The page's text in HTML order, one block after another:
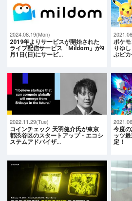
2024.08.19(Mon)
2019年よりサービスが開始された
ライブ配信サービス「Mildom」が9
月1日(日)にサービ…
ポケ
りゆ
ぶピ
2022.11.29(Tue)
コインチェック 天羽健介氏が東京
都渋谷区のスタートアップ・エコシ
ステムアドバイザ…
今度
ッツ
定！